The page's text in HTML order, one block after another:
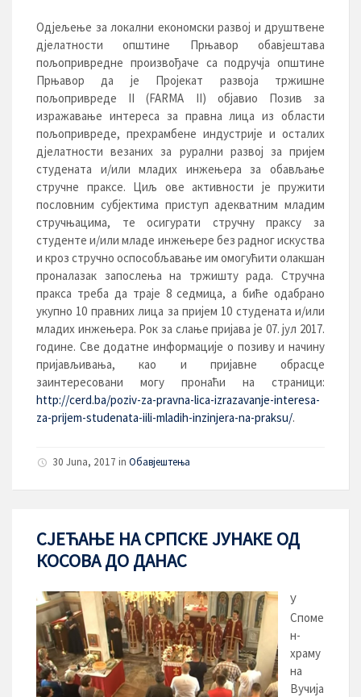
Одјељење за локални економски развој и друштвене
дјелатности општине Прњавор обавјештава
пољопривредне произвођаче са подручја општине
Прњавор да је Пројекат развоја тржишне
пољопривреде II (FARMA II) објавио Позив за
изражавање интереса за правна лица из области
пољопривреде, прехрамбене индустрије и осталих
дјелатности везаних за рурални развој за пријем
студената и/или младих инжењера за обављање
стручне праксе. Циљ ове активности је пружити
пословним субјектима приступ адекватним младим
стручњацима, те осигурати стручну праксу за
студенте и/или младе инжењере без радног искуства
и кроз стручно оспособљавање им омогућити олакшан
проналазак запослења на тржишту рада. Стручна
пракса треба да траје 8 седмица, а биће одабрано
укупно 10 правних лица за пријем 10 студената и/или
младих инжењера. Рок за слање пријава је 07. јул 2017.
године. Све додатне информације о позиву и начину
пријављивања, као и пријавне обрасце
заинтересовани могу пронаћи на страници:
http://cerd.ba/poziv-za-pravna-lica-izrazavanje-interesa-
za-prijem-studenata-iili-mladih-inzinjera-na-praksu/.
30 Juna, 2017 in Обавјештења
СЈЕЋАЊЕ НА СРПСКЕ ЈУНАКЕ ОД
КОСОВА ДО ДАНАС
У
Споме
н-
храму
на
Вучија